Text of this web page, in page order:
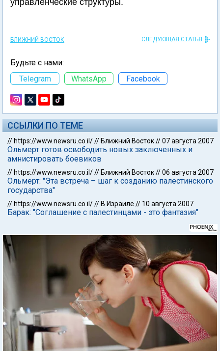
управленческие структуры.
БЛИЖНИЙ ВОСТОК СЛЕДУЮЩАЯ СТАТЬЯ
Будьте с нами:
Telegram
WhatsApp Facebook
ССЫЛКИ ПО ТЕМЕ
// https://www.newsru.co.il/// Ближний Восток//07 августа 2007
Ольмерт готов освободить новых заключенных и
амнистировать боевиков
// https://www.newsru.co.il/// Ближний Восток//06 августа 2007
Ольмерт: "Эта встреча – шаг к созданию палестинского
государства"
// https://www.newsru.co.il/// В Израиле // 10 августа 2007
Барак: "Соглашение с палестинцами - это фантазия"